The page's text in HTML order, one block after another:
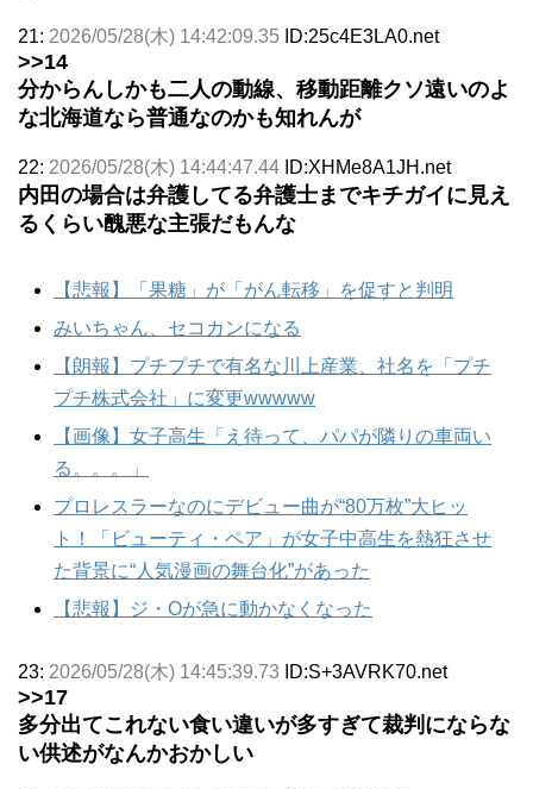
21: 2026/05/28(木) 14:42:09.35 ID:25c4E3LA0.net
>>14
分からんしかも二人の動線、移動距離クソ遠いのよ
な北海道なら普通なのかも知れんが
22: 2026/05/28(木) 14:44:47.44 ID:XHMe8A1JH.net
内田の場合は弁護してる弁護士までキチガイに見え
るくらい醜悪な主張だもんな
【悲報】「果糖」が「がん転移」を促すと判明
みいちゃん、セコカンになる
【朗報】プチプチで有名な川上産業、社名を「プチ
プチ株式会社」に変更wwwww
【画像】女子高生「え待って、パパが隣りの車両い
る。。。」
プロレスラーなのにデビュー曲が“80万枚”大ヒッ
ト！「ビューティ・ペア」が女子中高生を熱狂させ
た背景に“人気漫画の舞台化”があった
【悲報】ジ・Oが急に動かなくなった
23: 2026/05/28(木) 14:45:39.73 ID:S+3AVRK70.net
>>17
多分出てこれない食い違いが多すぎて裁判にならな
い供述がなんかおかしい